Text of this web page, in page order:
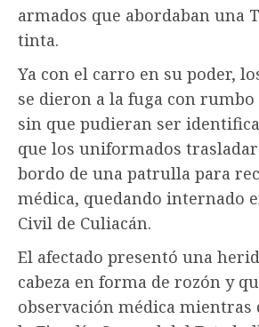
armados que abordaban una
tinta.
Ya con el carro en su poder,
se dieron a la fuga con rumbo
sin que pudieran ser
que los uniformados
bordo de una patrulla para
médica, quedando internado
Civil de Culiacán.
El afectado presentó una
cabeza en forma de rozón y
observación médica mientras